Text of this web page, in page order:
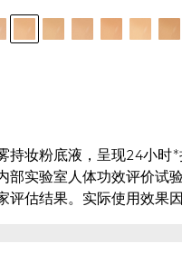
持妆粉底液，呈现24小
部实验室人体功效评价试
评估结果。实际使用效果